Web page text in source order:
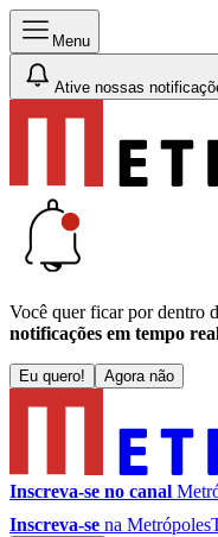
Menu
Ative nossas
Você quer ficar por dentro
notificações em tempo
Eu quero! Agora não
Inscreva-se no canal
Inscreva-se na